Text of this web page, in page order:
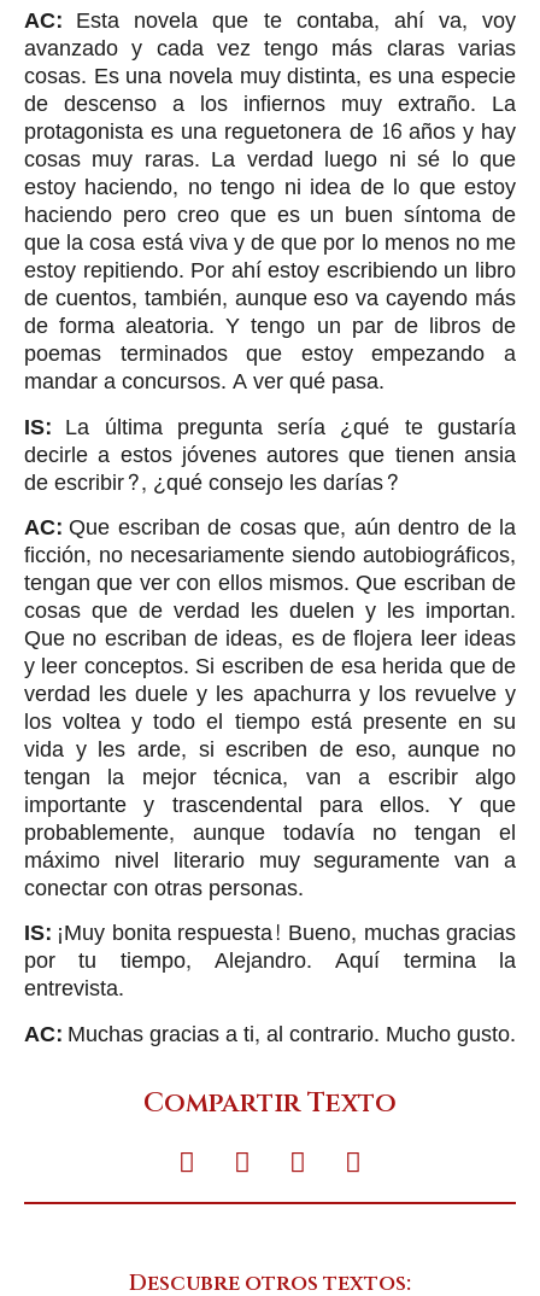
AC: Esta novela que te contaba, ahí va, voy
avanzado y cada vez tengo más claras varias
cosas. Es una novela muy distinta, es una especie
de descenso a los infiernos muy extraño. La
protagonista es una reguetonera de 16 años y hay
cosas muy raras. La verdad luego ni sé lo que
estoy haciendo, no tengo ni idea de lo que estoy
haciendo pero creo que es un buen síntoma de
que la cosa está viva y de que por lo menos no me
estoy repitiendo. Por ahí estoy escribiendo un libro
de cuentos, también, aunque eso va cayendo más
de forma aleatoria. Y tengo un par de libros de
poemas terminados que estoy empezando a
mandar a concursos. A ver qué pasa.
IS: La última pregunta sería ¿qué te gustaría
decirle a estos jóvenes autores que tienen ansia
de escribir?, ¿qué consejo les darías?
AC:Que escriban de cosas que, aún dentro de la
ficción, no necesariamente siendo autobiográficos,
tengan que ver con ellos mismos. Que escriban de
cosas que de verdad les duelen y les importan.
Que no escriban de ideas, es de flojera leer ideas
y leer conceptos. Si escriben de esa herida que de
verdad les duele y les apachurra y los revuelve y
los voltea y todo el tiempo está presente en su
vida y les arde, si escriben de eso, aunque no
tengan la mejor técnica, van a escribir algo
importante y trascendental para ellos. Y que
probablemente, aunque todavía no tengan el
máximo nivel literario muy seguramente van a
conectar con otras personas.
IS: ¡Muy bonita respuesta! Bueno, muchas gracias
por tu tiempo, Alejandro. Aquí termina la
entrevista.
AC:Muchas gracias a ti, al contrario. Mucho gusto.
Compartir Texto
Descubre otros textos: